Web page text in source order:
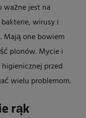
ważne jest na
wirusy i
Mają one bowiem
plonów. Mycie i
przed
wielu problemom.
rąk